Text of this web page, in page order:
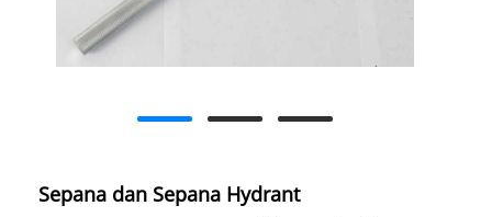
Sepana dan Sepana Hydrant